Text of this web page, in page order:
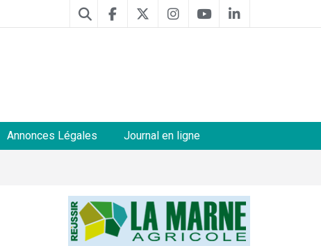
Annonces Légales Journal en ligne